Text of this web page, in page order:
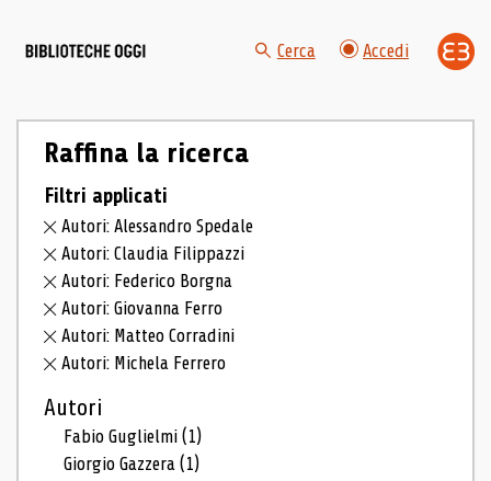
Cerca Accedi
Raffina la ricerca
Filtri applicati
Autori: Alessandro Spedale
Autori: Claudia Filippazzi
Autori: Federico Borgna
Autori: Giovanna Ferro
Autori: Matteo Corradini
Autori: Michela Ferrero
Autori
Fabio Guglielmi(1)
Giorgio Gazzera(1)